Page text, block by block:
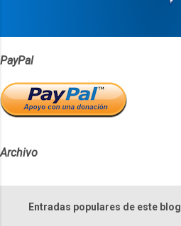
PayPal
Archivo
Entradas populares de este blog